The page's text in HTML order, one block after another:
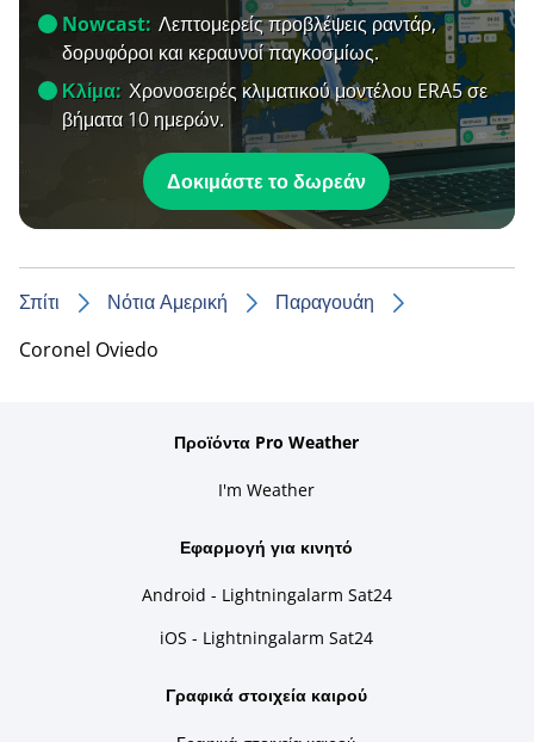
Nowcast: Λεπτομερείς προβλέψεις ραντάρ,
δορυφόροι και κεραυνοί παγκοσμίως.
Κλίμα: Χρονοσειρές κλιματικού μοντέλου ERA5 σε
βήματα 10 ημερών.
Δοκιμάστε το δωρεάν
Σπίτι Νότια Αμερική
Παραγουάη
Coronel Oviedo
Προϊόντα Pro Weather
I'm Weather
Εφαρμογή για κινητό
Android - Lightningalarm Sat24
iOS - Lightningalarm Sat24
Γραφικά στοιχεία καιρού